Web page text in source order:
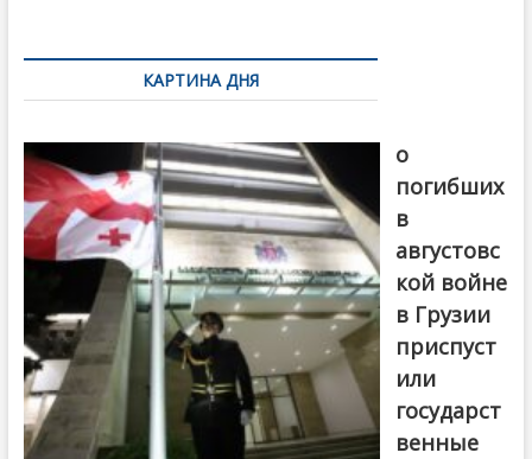
по
записямКАРТИНА ДНЯ
о
погибших
в
августовс
кой войне
в Грузии
приспуст
или
государст
венные